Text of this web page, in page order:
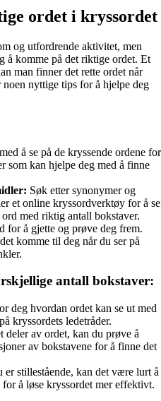
ordet i kryssordet
og utfordrende aktivitet, men
å komme på det riktige ordet. Et
man finner det rette ordet når
nyttige tips for å hjelpe deg
å se på de kryssende ordene for
som kan hjelpe deg med å finne
Søk etter synonymer og
et online kryssordverktøy for å se
med riktig antall bokstaver.
for å gjette og prøve deg frem.
komme til deg når du ser på
antall bokstaver:
deg hvordan ordet kan se ut med
kryssordets ledetråder.
deler av ordet, kan du prøve å
av bokstavene for å finne det
er stillestående, kan det være lurt å
å løse kryssordet mer effektivt.